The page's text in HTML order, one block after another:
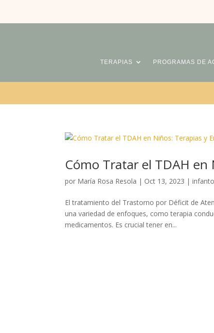
TERAPIAS PROGRAMAS DE
Cómo Tratar el TDAH en
por María Rosa Resola | Oct 13, 2023 |
El tratamiento del Trastorno por Déficit de
una variedad de enfoques, como terapia
medicamentos. Es crucial tener en...